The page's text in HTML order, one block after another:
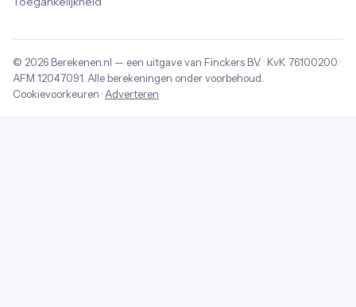
© 2026 Berekenen.nl — een uitgave van Finckers B.V. · KvK 76100200 ·
AFM 12047091 . Alle berekeningen onder voorbehoud.
Cookievoorkeuren · Adverteren